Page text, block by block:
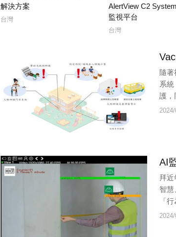
解決方案
台灣
AlertView C2
監視平台
台灣
隨
系
護，
AI
拜近
智慧
「